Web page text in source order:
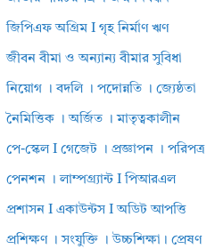
জিপিএফ অগ্রিম I গৃহ নির্মাণ ঋণ
জীবন বীমা ও অন্যান্য বীমার সুবিধা
নিয়োগ । বদলি । পদোন্নতি । জ্যেষ্ঠতা
নৈমিত্তিক । অর্জিত । মাতৃত্বকালীন
পে-স্কেল I গেজেট । প্রজ্ঞাপন । পরিপত্র
পেনশন । লাম্পগ্র্যান্ট I পিআরএল
প্রশাসন I একাউন্টস I অডিট আপত্তি
প্রশিক্ষণ । সংযুক্তি । উচ্চশিক্ষা। প্রেষণ